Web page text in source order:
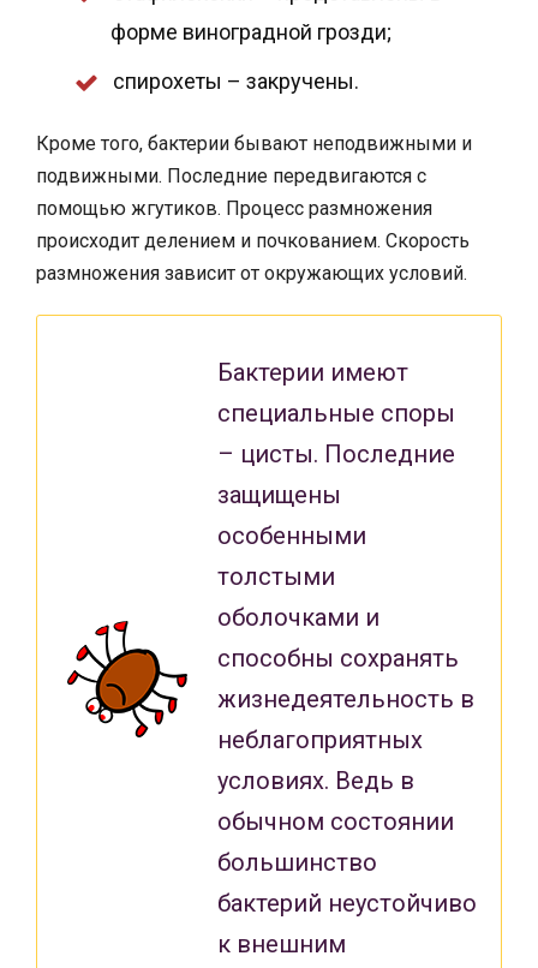
форме виноградной грозди;
спирохеты – закручены.
Кроме того, бактерии бывают неподвижными и
подвижными. Последние передвигаются с
помощью жгутиков. Процесс размножения
происходит делением и почкованием. Скорость
размножения зависит от окружающих условий.
Бактерии имеют
специальные споры
– цисты. Последние
защищены
особенными
толстыми
оболочками и
способны сохранять
жизнедеятельность в
неблагоприятных
условиях. Ведь в
обычном состоянии
большинство
бактерий неустойчиво
к внешним